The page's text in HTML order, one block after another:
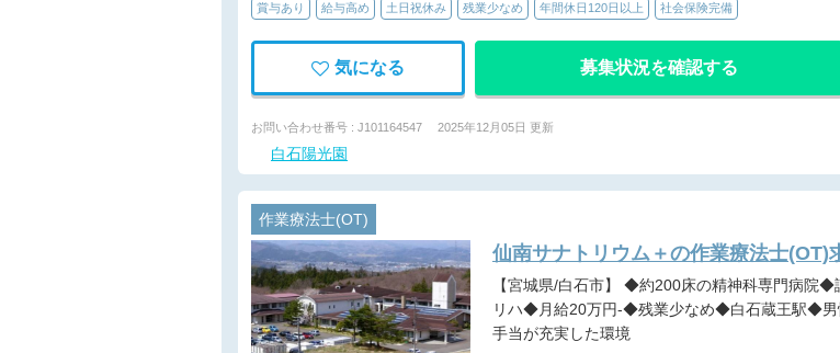
賞与あり 給与高め 土日祝休み 残業少なめ 年間休日120日以上 社会保険完備
気になる 募集状況を確認する
お問い合わせ番号 : J101164547 2025年12月05日 更新
白石陽光園
作業療法士(OT)
仙南サナトリウム＋の作業療法士(OT)
【宮城県/白石市】 ◆約200床の精神科専門病院◆認知症疾患医療センター併設◆患者様に寄り添う精神科
リハ◆月給20万円-◆残業少なめ◆白石蔵王駅◆
手当が充実した環境